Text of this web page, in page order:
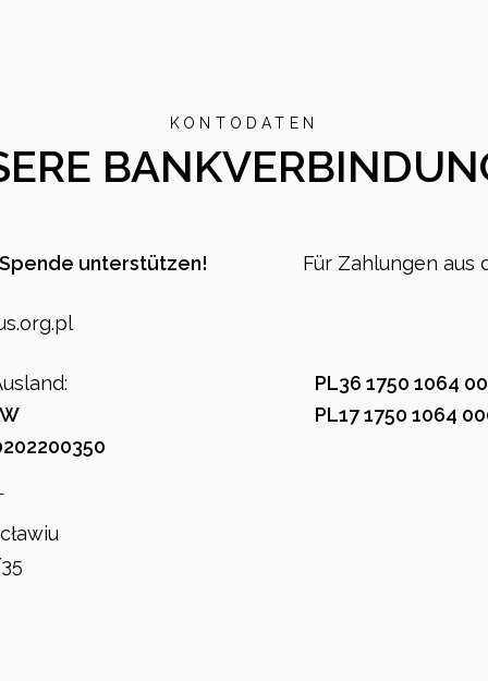
KONTODATEN
unterstützen! Für Zahlungen aus
PL36 1750 1064
PL17 1750 1064